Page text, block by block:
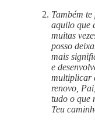
Também
aquilo que
muitas
posso
mais
e
multiplicar
renovo,
tudo o que
Teu